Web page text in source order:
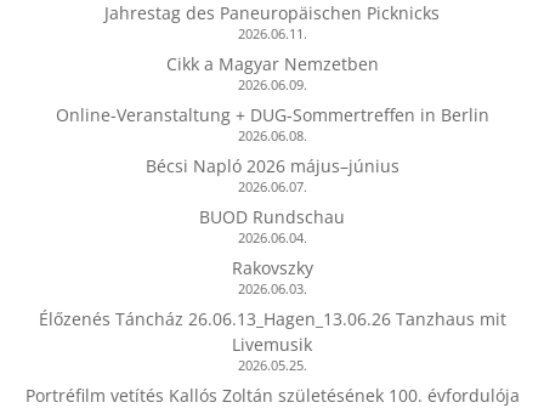
Jahrestag des Paneuropäischen Picknicks
2026.06.11.
Cikk a Magyar Nemzetben
2026.06.09.
Online-Veranstaltung + DUG-Sommertreffen in Berlin
2026.06.08.
Bécsi Napló 2026 május–június
2026.06.07.
BUOD Rundschau
2026.06.04.
Rakovszky
2026.06.03.
Élőzenés Táncház 26.06.13_Hagen_13.06.26 Tanzhaus mit
Livemusik
2026.05.25.
Portréfilm vetítés Kallós Zoltán születésének 100. évfordulója